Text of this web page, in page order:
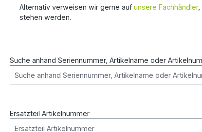
Alternativ verweisen wir gerne auf unsere Fachhändler,
stehen werden.
Suche anhand Seriennummer, Artikelname oder
Ersatzteil Artikelnummer